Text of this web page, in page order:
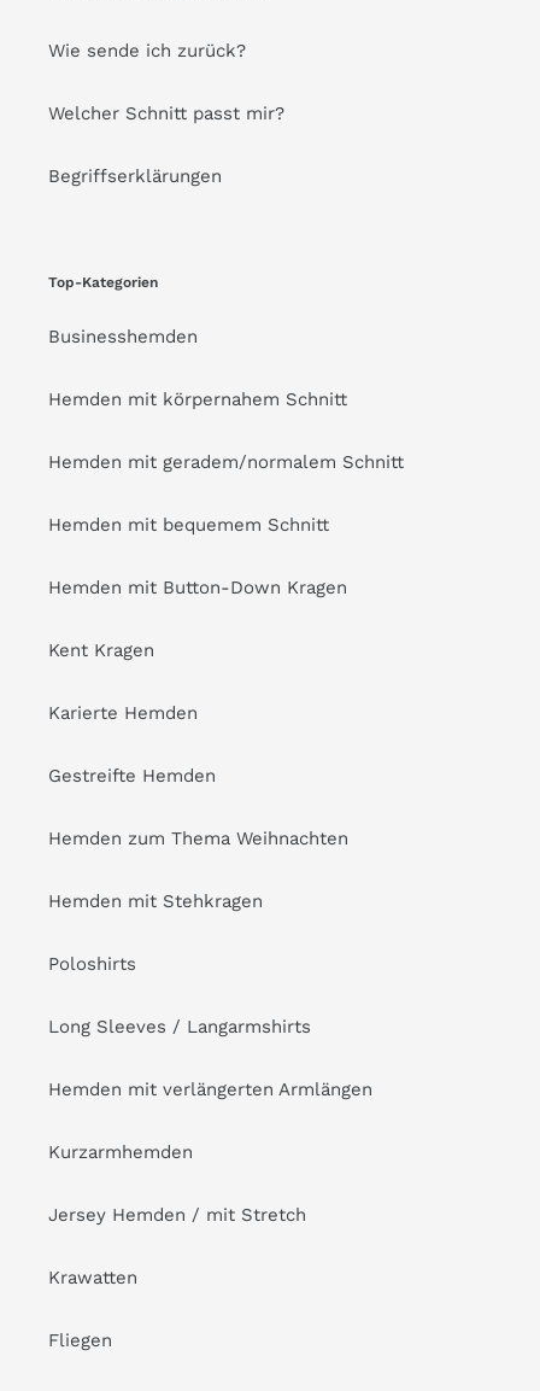
Wie sende ich zurück?
Welcher Schnitt passt mir?
Begriffserklärungen
Top-Kategorien
Businesshemden
Hemden mit körpernahem Schnitt
Hemden mit geradem/normalem Schnitt
Hemden mit bequemem Schnitt
Hemden mit Button-Down Kragen
Kent Kragen
Karierte Hemden
Gestreifte Hemden
Hemden zum Thema Weihnachten
Hemden mit Stehkragen
Poloshirts
Long Sleeves / Langarmshirts
Hemden mit verlängerten Armlängen
Kurzarmhemden
Jersey Hemden / mit Stretch
Krawatten
Fliegen